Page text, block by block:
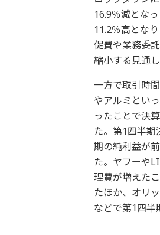
16.9％減とな
11.2％高とな
促費や業務委
縮小する見通
一方で取引時
やアルミとい
ったことで決
た。第1四半
期の純利益が
た。ヤフーや
理費が増えた
たほか、オリ
などで第1四半